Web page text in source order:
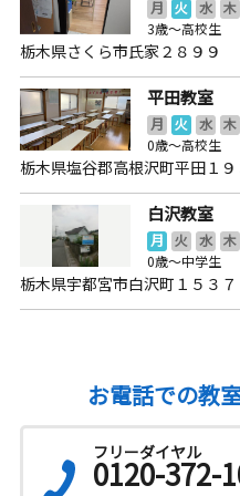
月 火 水 木
3歳～高校生
栃木県さくら市氏家２８９９
平田教室
月 火 水 木
0歳～高校生
栃木県塩谷郡高根沢町平田１
白沢教室
月 火 水 木
0歳～中学生
栃木県宇都宮市白沢町１５３
お電話での教
フリーダイヤル
0120-372-